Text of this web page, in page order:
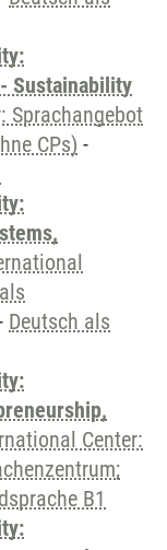
Sustainability
Sprachangebot
CPs) -
Deutsch als
Center:
B1